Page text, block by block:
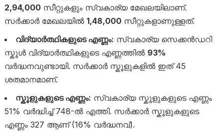
2,94,000സീറ്റുകളും സ്വകാര്യ മേഖലയിലാണ്.
സർക്കാർ മേഖലയിൽ 1,48,000സീറ്റുകളാണുള്ളത്.
വിദ്യാർത്ഥികളുടെ എണ്ണം: സ്വകാര്യ സെക്കൻഡറി
സ്കൂൾ വിദ്യാർത്ഥികളുടെ എണ്ണത്തിൽ 93%
വർദ്ധനവുണ്ടായി. സർക്കാർ സ്കൂളുകളിൽ ഇത് 45
ശതമാനമാണ്.
സ്കൂളുകളുടെ എണ്ണം: സ്വകാര്യ സ്കൂളുകളുടെ എണ്ണം
51% വർദ്ധിച്ച് 748-ൽ എത്തി. സർക്കാർ സ്കൂളുകളുടെ
എണ്ണം 327 ആണ് (16% വർദ്ധനവ്).